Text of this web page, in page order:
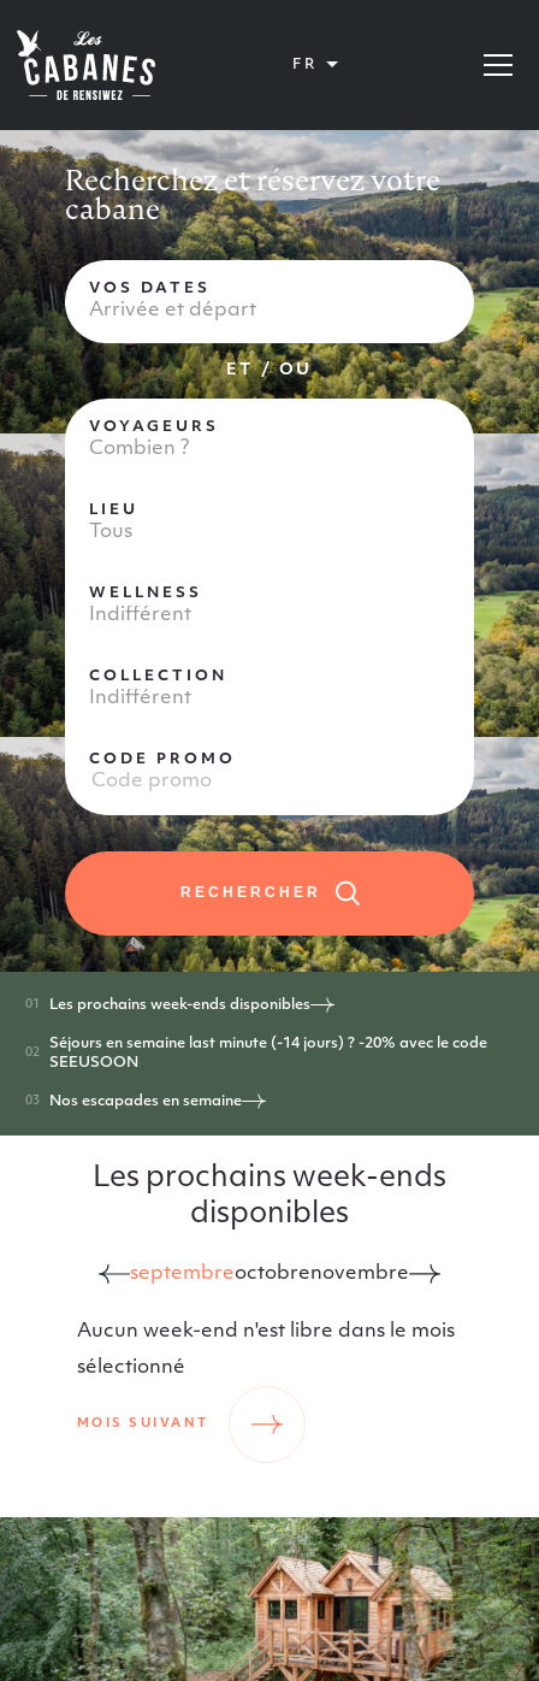
FR Ouvrir
Recherchez et réservez votre
cabane
VOS DATES
Arrivée et départ
ET / OU
VOYAGEURS
Combien ?
LIEU
Tous
WELLNESS
Indifférent
COLLECTION
Indifférent
CODE PROMO
RECHERCHER
Les prochains week-ends disponibles
Séjours en semaine last minute (-14 jours) ? -20% avec le code
SEEUSOON
Nos escapades en semaine
Les prochains week-ends
disponibles
septembreoctobrenovembre
Aucun week-end n'est libre dans le mois
sélectionné
MOIS SUIVANT